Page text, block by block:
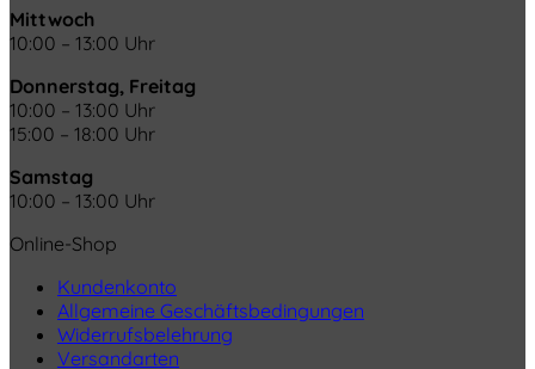
Mittwoch
10:00 – 13:00 Uhr
Donnerstag, Freitag
10:00 – 13:00 Uhr
15:00 – 18:00 Uhr
Samstag
10:00 – 13:00 Uhr
Online-Shop
Kundenkonto
Allgemeine Geschäftsbedingungen
Widerrufsbelehrung
Versandarten